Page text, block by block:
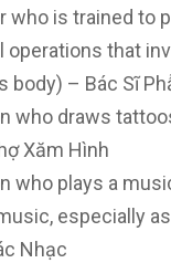
who is trained to
operations that
body) – Bác Sĩ
who draws
Xăm Hình
who plays a
especially
Nhạc